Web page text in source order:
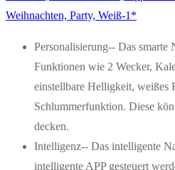
Weihnachten, Party, Weiß-1*
Personalisierung-- Das
Funktionen wie 2 Wecker,
einstellbare Helligkeit, weißes
Schlummerfunktion. Diese
decken.
Intelligenz-- Das intelligente
intelligente APP gesteuert